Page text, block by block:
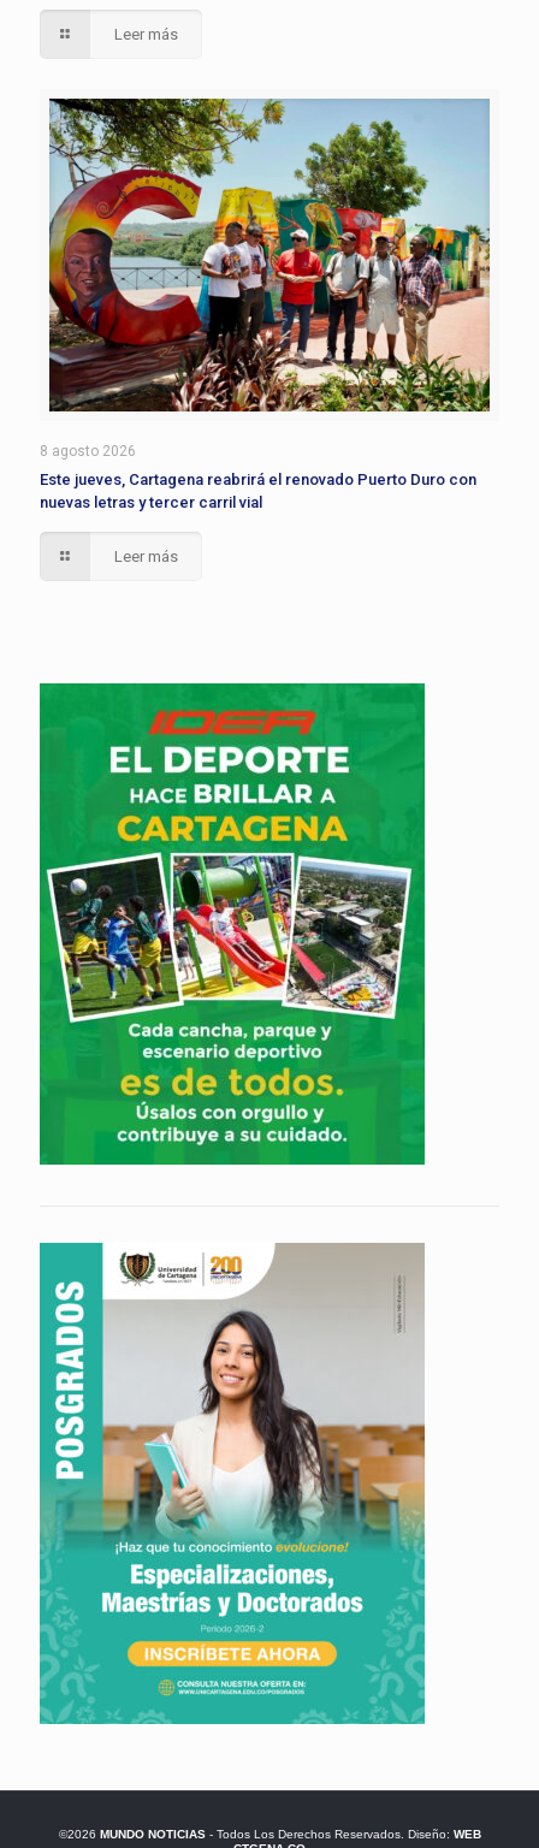
Leer más
8 agosto 2026
Este jueves, Cartagena reabrirá el renovado Puerto Duro con
nuevas letras y tercer carril vial
Leer más
©2026 MUNDO NOTICIAS- Todos Los Derechos Reservados. Diseño: WEB